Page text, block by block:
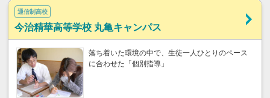
通信制高校
今治精華高等学校 丸亀キャンパス
落ち着いた環境の中で、生徒一人ひとりのペース
に合わせた「個別指導」